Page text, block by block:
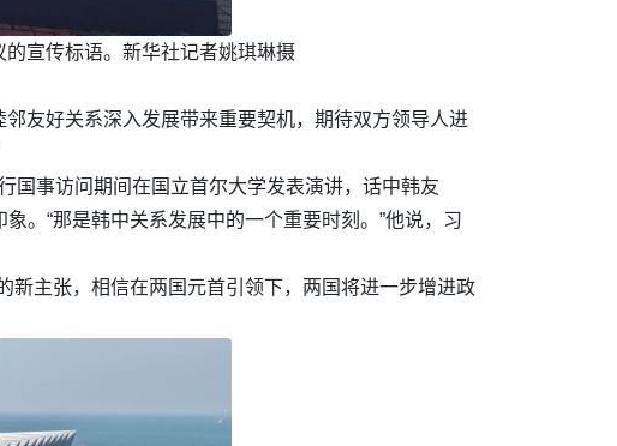
宣传标语。新华社记者姚琪琳摄
友好关系深入发展带来重要契机，期待双方领导人进
国事访问期间在国立首尔大学发表演讲，话中韩友
。“那是韩中关系发展中的一个重要时刻。”他说，习
新主张，相信在两国元首引领下，两国将进一步增进政